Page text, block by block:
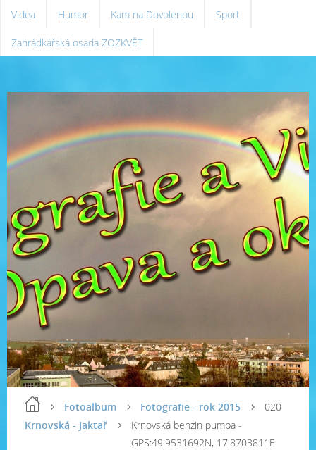
Videa Humor Kam na Dovolenou Sport
Zahrádkářská osada ZOZKVĚT
Fotoalbum
Fotografie - rok 2015
Krnovská - Jaktař
020
Krnovská benzin pumpa -
GPS:49.9531692N, 17.8703811E